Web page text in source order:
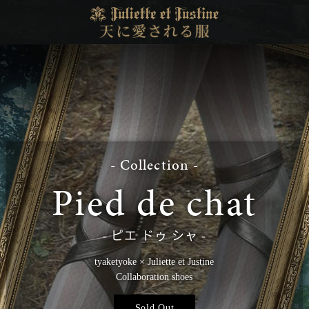
- Collection -
Pied de chat
ピエ ドゥ シャ
tyaketyoke × Juliette et Justine
Collaboration shoes